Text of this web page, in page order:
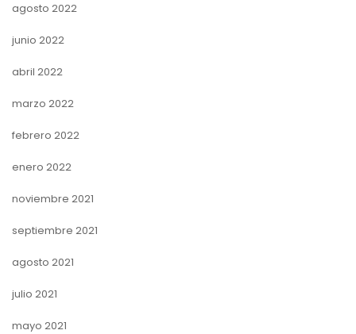
agosto 2022
junio 2022
abril 2022
marzo 2022
febrero 2022
enero 2022
noviembre 2021
septiembre 2021
agosto 2021
julio 2021
mayo 2021